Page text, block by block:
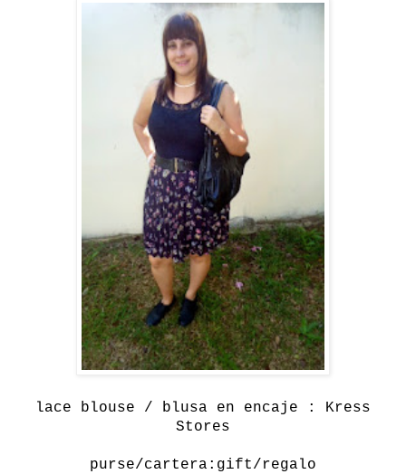
lace blouse / blusa en encaje : Kress
Stores
purse/cartera: gift/regalo